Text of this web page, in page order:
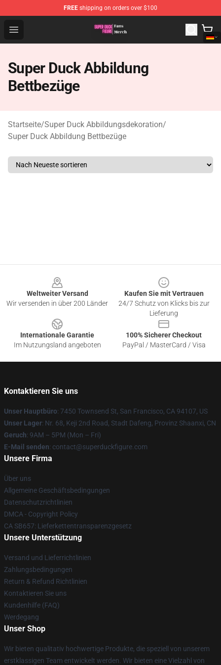
FREE shipping on orders over $100
Open menu
Super Duck Figure Shop - The Best Store of Super Duck
Super Duck Abbildung
Bettbezüge
Startseite/Super Duck Abbildungsdekoration/
Super Duck Abbildung Bettbezüge
Weltweiter Versand
Wir versenden in über 200 Länder
Kaufen Sie mit Vertrauen
24/7 Schutz von Klicks bis zur
Lieferung
Internationale Garantie
Im Nutzungsland angeboten
100% Sicherer Checkout
PayPal / MasterCard / Visa
Kontaktieren Sie uns
Unser Hauptbüro: 7450 Townsend St, San Francisco, CA 94107, US
Unser Lager: Nr. 68, Keji 2nd Road, Stadt Dafeng, Provinz Shaanxi, CN
Geruch: 9AM – 5PM (Mon – Fri)
E-Mail senden: contact@superduckfigure.com
Unsere Firma
Über uns
Allgemeine Geschäftsbedingungen
Datenschutzrichtlinien
DMCA - Copyright Policy
CA SB657: Lieferkettentransparenzgesetz
Unsere Unterstützung
Versand und Lieferrichtlinien
Zahlungsbedingungen
Return & Refund Richtlinien
Kontaktieren Sie uns
Kundenhilfe (FAQ)
Werdegang
Unser Shop
Wir bieten qualitativ hochwertige Produkte, die speziell von unserem
erstklassigen Team entwickelt werden. Wir bieten eine Vielzahl von